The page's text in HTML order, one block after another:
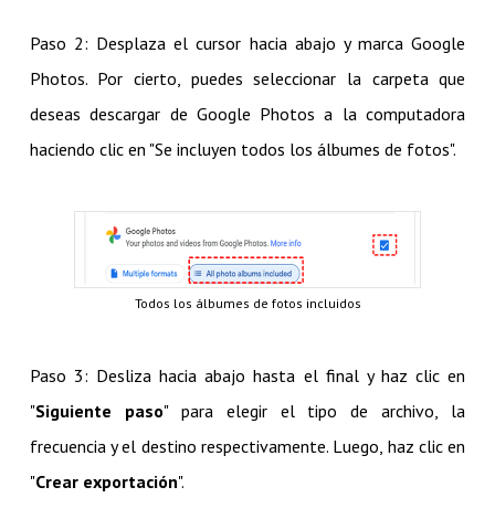
Paso 2: Desplaza el cursor hacia abajo y marca Google
Photos. Por cierto, puedes seleccionar la carpeta que
deseas descargar de Google Photos a la computadora
haciendo clic en "Se incluyen todos los álbumes de fotos".
Todos los álbumes de fotos incluidos
Paso 3: Desliza hacia abajo hasta el final y haz clic en
"Siguiente paso" para elegir el tipo de archivo, la
frecuencia y el destino respectivamente. Luego, haz clic en
"Crear exportación".